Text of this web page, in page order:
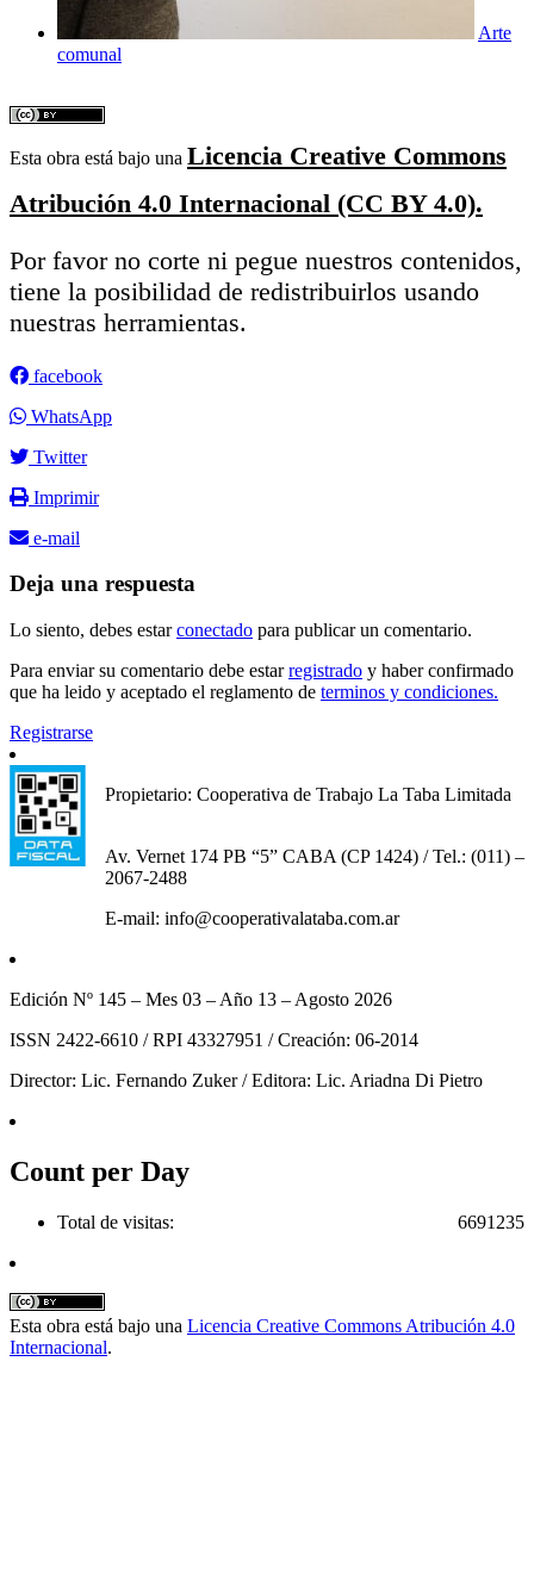
Arte
comunal
Esta obra está bajo una Licencia Creative Commons
Atribución 4.0 Internacional (CC BY 4.0).
Por favor no corte ni pegue nuestros contenidos,
tiene la posibilidad de redistribuirlos usando
nuestras herramientas.
facebook
WhatsApp
Twitter
Imprimir
e-mail
Deja una respuesta
Lo siento, debes estarconectado para publicar un comentario.
Para enviar su comentario debe estarregistrado y haber confirmado
que ha leido y aceptado el reglamento de terminos y condiciones.
Registrarse
Propietario: Cooperativa de Trabajo La Taba Limitada
Av. Vernet 174 PB “5” CABA (CP 1424) / Tel.: (011) –
2067-2488
E-mail: info@cooperativalataba.com.ar
Edición Nº 145 – Mes 03 – Año 13 – Agosto 2026
ISSN 2422-6610 / RPI 43327951 / Creación: 06-2014
Director: Lic. Fernando Zuker / Editora: Lic. Ariadna Di Pietro
Count per Day
6691235
Total de visitas:
Esta obra está bajo una Licencia Creative Commons Atribución 4.0
Internacional.